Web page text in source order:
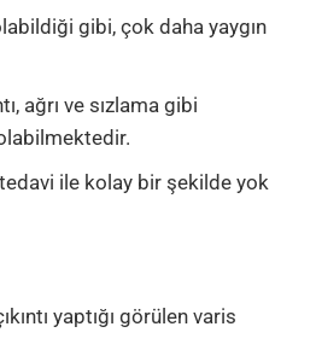
gibi, çok daha yaygın
ağrı ve sızlama gibi
ile kolay bir şekilde yok
yaptığı görülen varis